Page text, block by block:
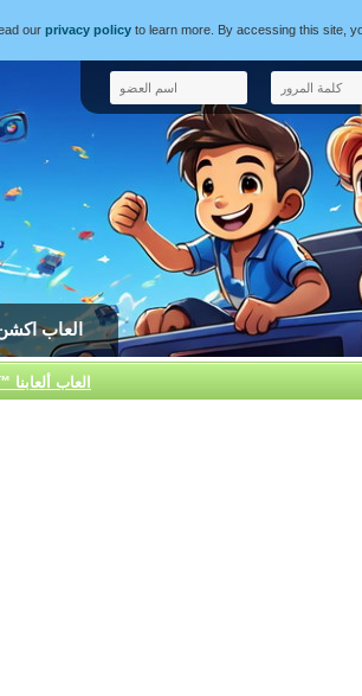
our privacy policyto learn more. By accessing this site,
العاب
العاب